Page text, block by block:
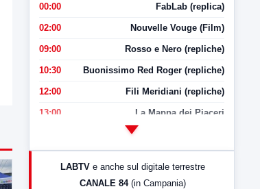
00:00 FabLab (replica)
02:00 Nouvelle Vouge (Film)
09:00 Rosso e Nero (repliche)
10:30 Buonissimo Red Roger (repliche)
12:00 Fili Meridiani (repliche)
13:00 La Mappa dei Piaceri
LABTV e anche sul digitale terrestre
CANALE 84 (in Campania)